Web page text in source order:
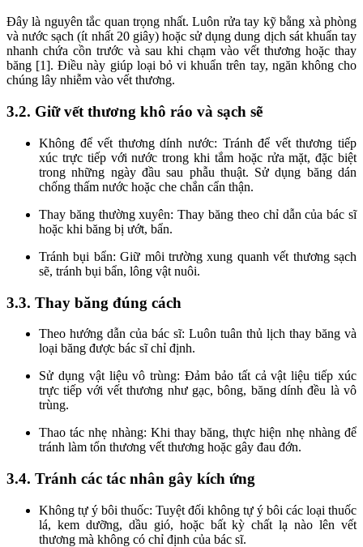
Đây là nguyên tắc quan trọng nhất. Luôn rửa tay kỹ bằng xà phòng
và nước sạch (ít nhất 20 giây) hoặc sử dụng dung dịch sát khuẩn tay
nhanh chứa cồn trước và sau khi chạm vào vết thương hoặc thay
băng [1]. Điều này giúp loại bỏ vi khuẩn trên tay, ngăn không cho
chúng lây nhiễm vào vết thương.
3.2. Giữ vết thương khô ráo và sạch sẽ
Không để vết thương dính nước: Tránh để vết thương tiếp
xúc trực tiếp với nước trong khi tắm hoặc rửa mặt, đặc biệt
trong những ngày đầu sau phẫu thuật. Sử dụng băng dán
chống thấm nước hoặc che chắn cẩn thận.
Thay băng thường xuyên: Thay băng theo chỉ dẫn của bác sĩ
hoặc khi băng bị ướt, bẩn.
Tránh bụi bẩn: Giữ môi trường xung quanh vết thương sạch
sẽ, tránh bụi bẩn, lông vật nuôi.
3.3. Thay băng đúng cách
Theo hướng dẫn của bác sĩ: Luôn tuân thủ lịch thay băng và
loại băng được bác sĩ chỉ định.
Sử dụng vật liệu vô trùng: Đảm bảo tất cả vật liệu tiếp xúc
trực tiếp với vết thương như gạc, bông, băng dính đều là vô
trùng.
Thao tác nhẹ nhàng: Khi thay băng, thực hiện nhẹ nhàng để
tránh làm tổn thương vết thương hoặc gây đau đớn.
3.4. Tránh các tác nhân gây kích ứng
Không tự ý bôi thuốc: Tuyệt đối không tự ý bôi các loại thuốc
lá, kem dưỡng, dầu gió, hoặc bất kỳ chất lạ nào lên vết
thương mà không có chỉ định của bác sĩ.